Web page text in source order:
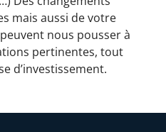
mais aussi de votre
nous pousser à
pertinentes, tout
d’investissement.